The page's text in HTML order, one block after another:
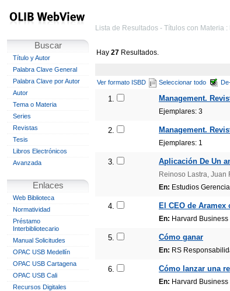
Buscar
Título y Autor
Palabra Clave General
Palabra Clave por Autor
Autor
Tema o Materia
Series
Revistas
Tesis
Libros Electrónicos
Avanzada
Enlaces
Web Biblioteca
Normatividad
Préstamo
Interbibliotecario
Manual Solicitudes
OPAC USB Medellín
OPAC USB Cartagena
OPAC USB Cali
Recursos Digitales
Lista de Resultados - Títulos con Materia
Hay 27 Resultados.
Ver formato ISBD Seleccionar todo
1. Management.
Ejemplares: 3
2. Management.
Ejemplares: 1
3. Aplicación De Un
Reinoso Lastra, Juan
En: Estudios
4. El CEO de
En: Harvard Business
5. Cómo ganar
En: RS
6. Cómo lanzar una
En: Harvard Business